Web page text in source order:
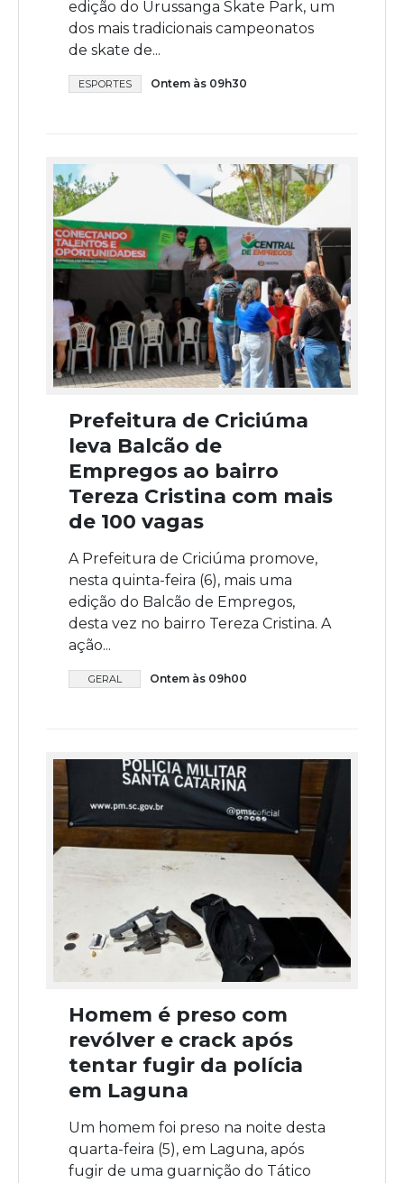
edição do Urussanga Skate Park, um
dos mais tradicionais campeonatos
de skate de...
ESPORTES Ontem às 09h30
Prefeitura de Criciúma
leva Balcão de
Empregos ao bairro
Tereza Cristina com mais
de 100 vagas
A Prefeitura de Criciúma promove,
nesta quinta-feira (6), mais uma
edição do Balcão de Empregos,
desta vez no bairro Tereza Cristina. A
ação...
GERAL Ontem às 09h00
Homem é preso com
revólver e crack após
tentar fugir da polícia
em Laguna
Um homem foi preso na noite desta
quarta-feira (5), em Laguna, após
fugir de uma guarnição do Tático